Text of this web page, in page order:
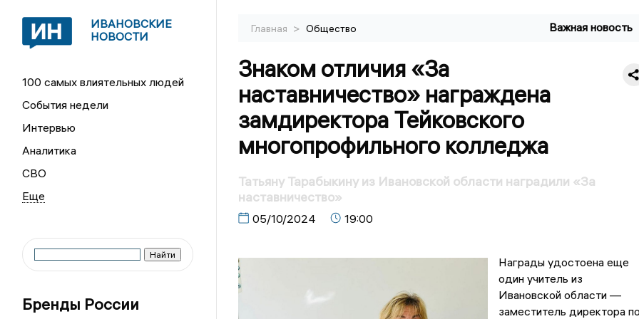
ИВАНОВСКИЕ
НОВОСТИ
100 самых влиятельных людей
События недели
Интервью
Аналитика
СВО
Бренды России
Главная > Общество Важная новость
Знаком отличия «За
наставничество» награждена
замдиректора Тейковского
многопрофильного колледжа
Татьяну Тарабыкину из Ивановской области наградили «За
наставничество»
05/10/2024 19:00
Награды удостоена еще
один учитель из
Ивановской области —
заместитель директора